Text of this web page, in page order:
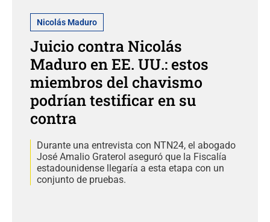
Nicolás Maduro
Juicio contra Nicolás
Maduro en EE. UU.: estos
miembros del chavismo
podrían testificar en su
contra
Durante una entrevista con NTN24, el abogado
José Amalio Graterol aseguró que la Fiscalía
estadounidense llegaría a esta etapa con un
conjunto de pruebas.